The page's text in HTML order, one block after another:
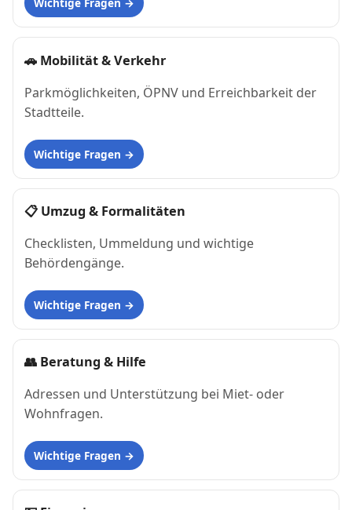
Wichtige Fragen
🚗 Mobilität & Verkehr
Parkmöglichkeiten, ÖPNV und Erreichbarkeit der
Stadtteile.
Wichtige Fragen
📋 Umzug & Formalitäten
Checklisten, Ummeldung und wichtige
Behördengänge.
Wichtige Fragen
👥 Beratung & Hilfe
Adressen und Unterstützung bei Miet- oder
Wohnfragen.
Wichtige Fragen